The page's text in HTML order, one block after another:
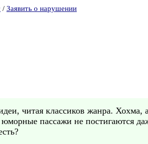
/ Заявить о нарушении
читая классиков жанра.
пассажи не постигаются